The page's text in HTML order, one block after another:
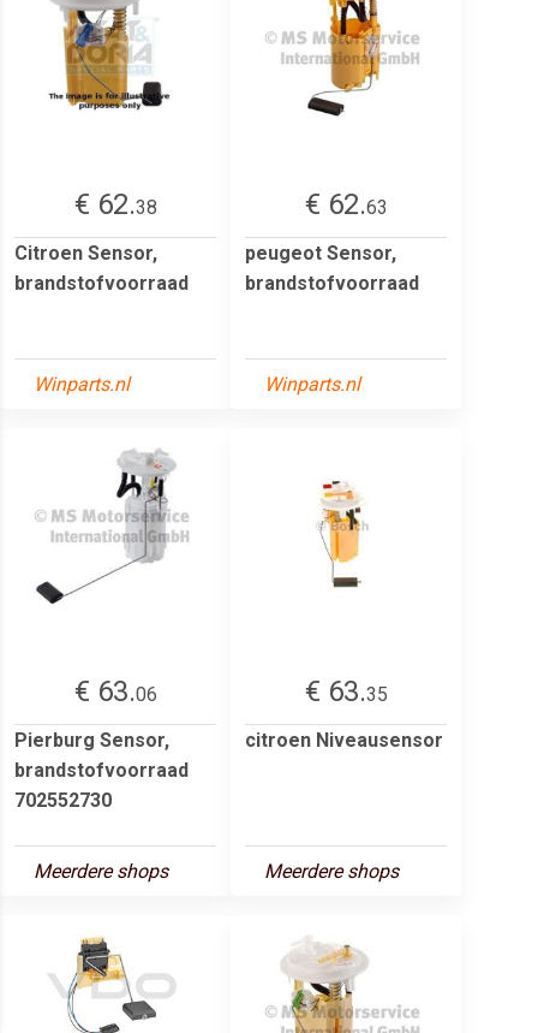
€ 62.38
Citroen Sensor,
brandstofvoorraad
Winparts.nl
€ 62.63
peugeot Sensor,
brandstofvoorraad
Winparts.nl
€ 63.06
Pierburg Sensor,
brandstofvoorraad
702552730
Meerdere shops
€ 63.35
citroen Niveausensor
Meerdere shops